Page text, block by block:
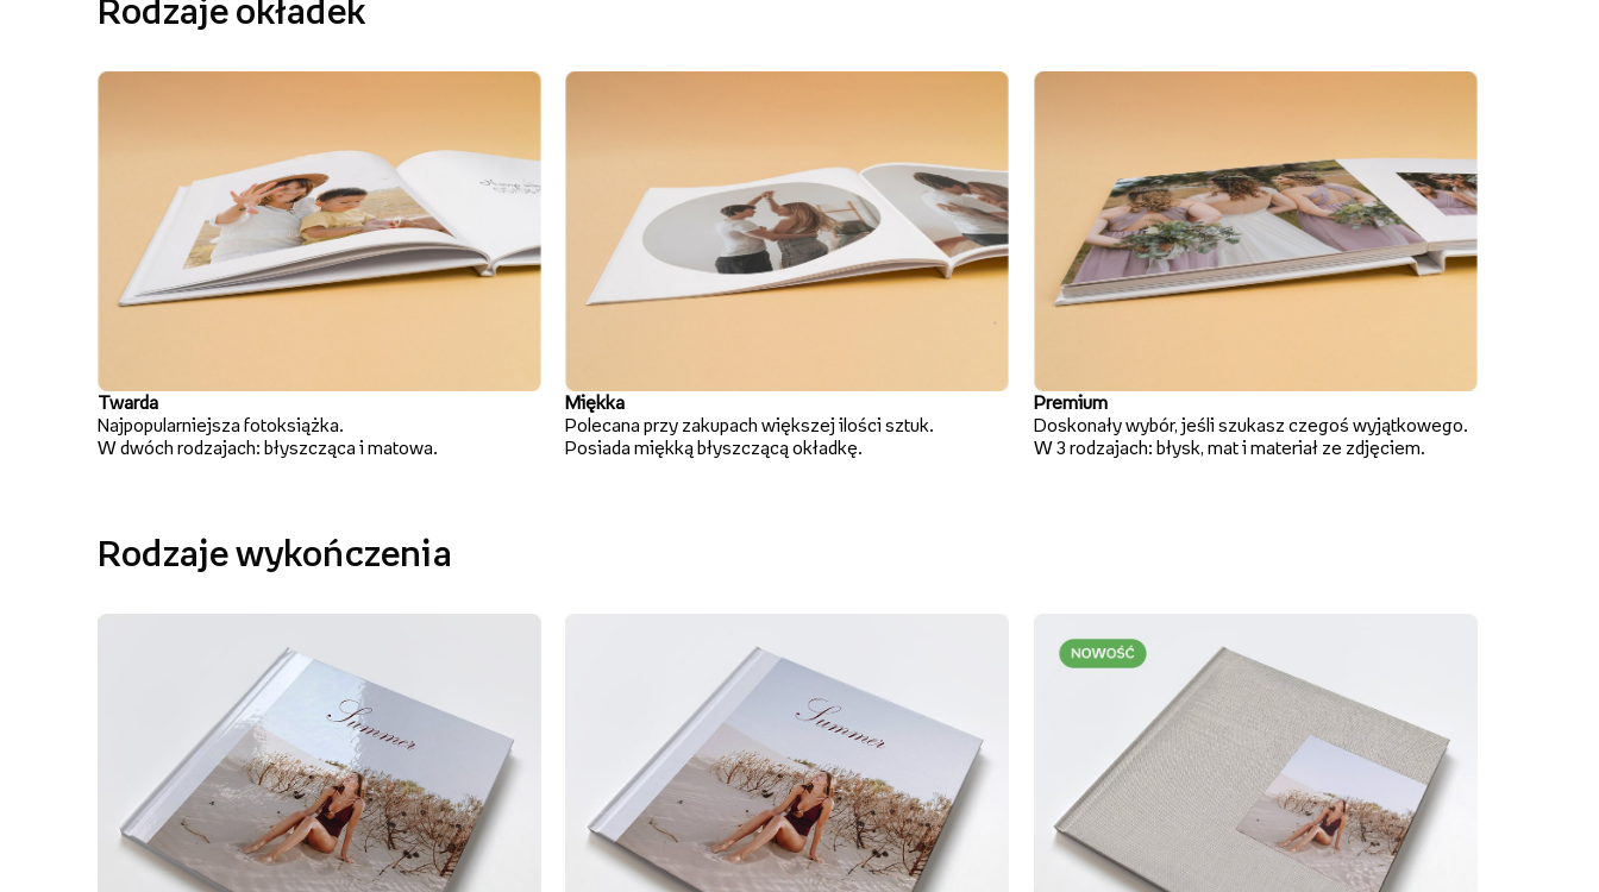
Rodzaje okładek
Twarda
Najpopularniejsza fotoksiążka.
W dwóch rodzajach: błyszcząca i matowa.
Miękka
Polecana przy zakupach większej ilości sztuk.
Posiada miękką błyszczącą okładkę.
Premium
Doskonały wybór, jeśli szukasz czegoś wyjątkowego.
W 3 rodzajach: błysk, mat i materiał ze zdjęciem.
Rodzaje wykończenia